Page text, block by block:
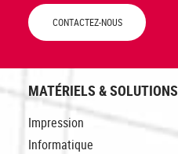
CONTACTEZ-NOUS
MATÉRIELS & SOLUTIONS
Impression
Informatique